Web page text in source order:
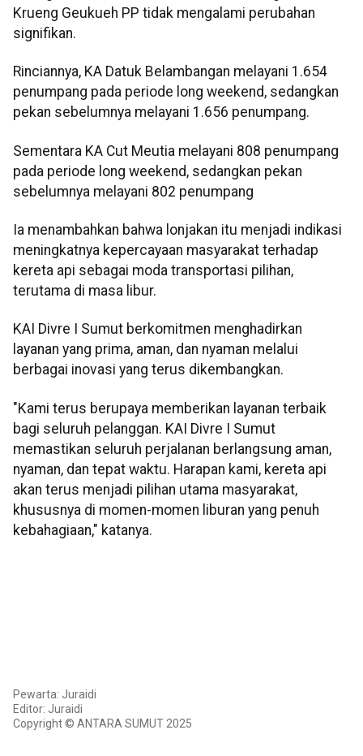
Krueng Geukueh PP tidak mengalami perubahan
signifikan.
Rinciannya, KA Datuk Belambangan melayani 1.654
penumpang pada periode long weekend, sedangkan
pekan sebelumnya melayani 1.656 penumpang.
Sementara KA Cut Meutia melayani 808 penumpang
pada periode long weekend, sedangkan pekan
sebelumnya melayani 802 penumpang
Ia menambahkan bahwa lonjakan itu menjadi indikasi
meningkatnya kepercayaan masyarakat terhadap
kereta api sebagai moda transportasi pilihan,
terutama di masa libur.
KAI Divre I Sumut berkomitmen menghadirkan
layanan yang prima, aman, dan nyaman melalui
berbagai inovasi yang terus dikembangkan.
"Kami terus berupaya memberikan layanan terbaik
bagi seluruh pelanggan. KAI Divre I Sumut
memastikan seluruh perjalanan berlangsung aman,
nyaman, dan tepat waktu. Harapan kami, kereta api
akan terus menjadi pilihan utama masyarakat,
khususnya di momen-momen liburan yang penuh
kebahagiaan," katanya.
Pewarta: Juraidi
Editor: Juraidi
Copyright © ANTARA SUMUT 2025